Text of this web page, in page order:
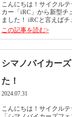
こんにちは！サイクル
カー「iRC」から新型チ
ました！ iRCと言えば
この記事を読む>
シマノバイカー
た！
2024.07.31
こんにちは！サイクル